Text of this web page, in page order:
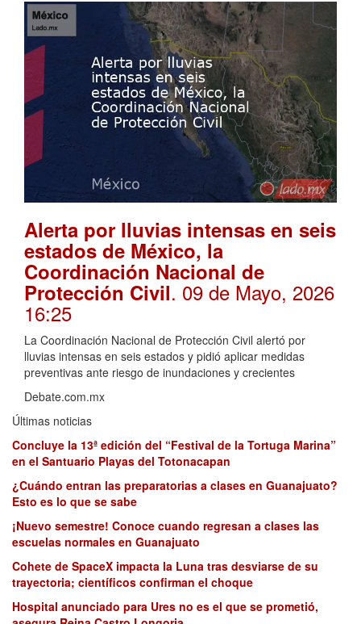
Alerta por lluvias intensas en seis
estados de México, la
Coordinación Nacional de
Protección Civil. 09 de Mayo, 2026
16:25
La Coordinación Nacional de Protección Civil alertó por
lluvias intensas en seis estados y pidió aplicar medidas
preventivas ante riesgo de inundaciones y crecientes
Debate.com.mx
Últimas noticias
Concluye la 13ª edición del “Festival de la Tortuga Marina”
en el Santuario Playas del Totonacapan
¿Cuándo entran las preparatorias a clases en Guanajuato?
Esto es lo que se sabe
¡Nuevo semestre! Conoce cuando regresan a clases las
escuelas normales en Guanajuato
Cohete de SpaceX impacta la Luna tras desviarse de su
trayectoria; científicos confirman el choque
Hospital anunciado para Ures no es el que se prometió,